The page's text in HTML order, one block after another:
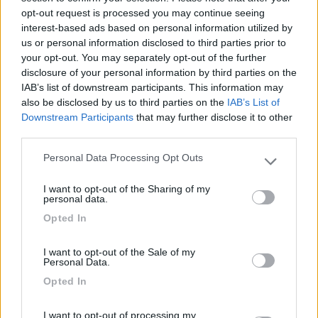
opt-out request is processed you may continue seeing
interest-based ads based on personal information utilized by
us or personal information disclosed to third parties prior to
your opt-out. You may separately opt-out of the further
disclosure of your personal information by third parties on the
IAB’s list of downstream participants. This information may
also be disclosed by us to third parties on the IAB’s List of
Downstream Participants that may further disclose it to other
Please note that this website/app uses one or more Google
not limited to your visit or usage behaviour. You may click to
use your data for below specified purposes in below Google
Personal Data Processing Opt Outs
I want to opt-out of the Sharing of my
personal data.
Opted In
I want to opt-out of the Sale of my
Personal Data.
Opted In
I want to opt-out of processing my
Accoglienza Caratteristiche Posizione Servizi
elefantin 03/12/2018 17:33
Si tratta di un parcheggio misto su sterrato,
ognuno ha il suo settore. Prendere o lasciare?
Dato che e' l'unica buona possibilitÃ per
parcheggiare e anche pernottare in tranquillitÃ
camper). Vicinissimo al centro. Presente un vicino
binario del treno, ma non e' assolutamente un
problema.
Caratteristiche Posizione Trasporti